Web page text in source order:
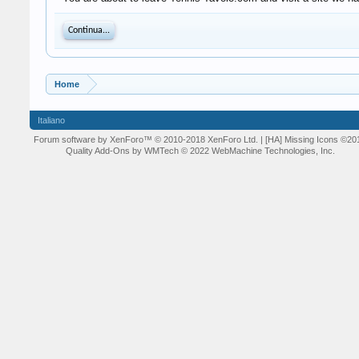
Continua...
Home
Italiano
Forum software by XenForo™ © 2010-2018 XenForo Ltd. | [HA] Missing Icons
Quality Add-Ons by WMTech © 2022 WebMachine Technologies, Inc.